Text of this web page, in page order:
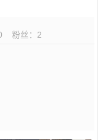
粉丝： 2